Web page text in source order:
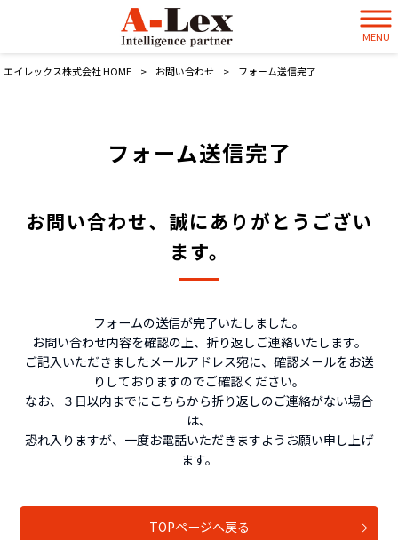
MENU
エイレックス株式会社 HOME > お問い合わせ > フォーム送信完了
フォーム送信完了
お問い合わせ、誠にありがとうござい
ます。
フォームの送信が完了いたしました。
お問い合わせ内容を確認の上、折り返しご連絡いたします。
ご記入いただきましたメールアドレス宛に、確認メールをお送
りしておりますのでご確認ください。
なお、３日以内までにこちらから折り返しのご連絡がない場合
は、
恐れ入りますが、一度お電話いただきますようお願い申し上げ
ます。
TOPページへ戻る